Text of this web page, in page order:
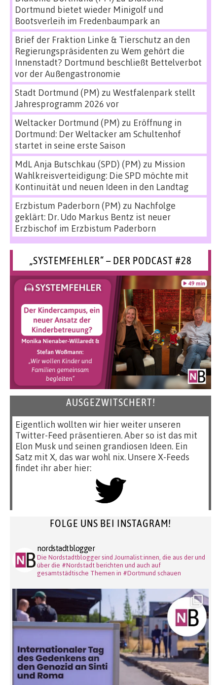
Dortmund bietet wieder Minigolf und
Bootsverleih im Fredenbaumpark an
Brief der Fraktion Linke & Tierschutz an den
Regierungspräsidenten zu Wem gehört die
Innenstadt? Dortmund beschließt Bettelverbot
vor der Außengastronomie
Stadt Dortmund (PM) zu Westfalenpark stellt
Jahresprogramm 2026 vor
Weltacker Dortmund (PM) zu Eröffnung in
Dortmund: Der Weltacker am Schultenhof
startet in seine erste Saison
MdL Anja Butschkau (SPD) (PM) zu Mission
Wahlkreisverteidigung: Die SPD möchte mit
Kontinuität und neuen Ideen in den Landtag
Erzbistum Paderborn (PM) zu Nachfolge
geklärt: Dr. Udo Markus Bentz ist neuer
Erzbischof im Erzbistum Paderborn
„SYSTEMFEHLER“ – DER PODCAST #28
AUSGEZWITSCHERT!
Eigentlich wollten wir hier weiter unseren
Twitter-Feed präsentieren. Aber so ist das mit
Elon Musk und seinen grandiosen Ideen. Ein
Satz mit X, das war wohl nix. Unsere X-Feeds
findet ihr aber hier:
FOLGE UNS BEI INSTAGRAM!
nordstadtblogger
Die Nordstadtblogger sind Journalist:innen, die aus der und
über die #Nordstadt berichten und auch auf
gesamtstädtische Themen in #Dortmund schauen